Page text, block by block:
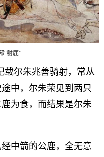
“射鹿”
尔朱兆善骑射，常从
中，尔朱荣见到两只
为食，而结果是尔朱
中箭的公鹿，全无意